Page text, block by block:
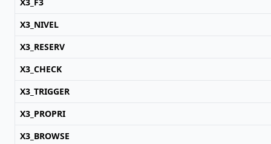
X3_NIVEL
X3_RESERV
X3_CHECK
X3_TRIGGER
X3_PROPRI
X3_BROWSE